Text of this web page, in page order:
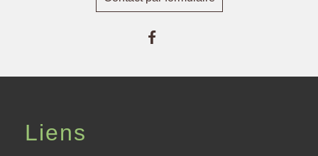
Liens